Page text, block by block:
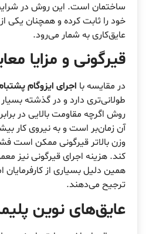
ساختمان است. این روش در
خود را ثابت کرده و همچنان یکی
عایق‌کاری به شمار می‌رود.
قیرگونی و مزایا
در مقایسه با اجرای ایزوگام
طولانی‌تری دارد و در گذشته
روش اگرچه مقاومت بالایی در
آن زمان‌بر است و به نیروی کار
وزن بالاتر قیرگونی ممکن است
کند. هزینه اجرای قیرگونی نیز
همین دلیل بسیاری از کارفرمایان
ترجیح می‌دهند.
عایق‌های نوین